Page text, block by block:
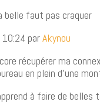
belle faut pas craquer
10:24 parAkynou
récupérer ma
en plein d’une
à faire de